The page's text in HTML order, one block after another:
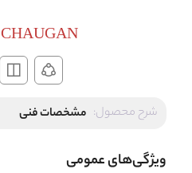
CHAUGAN - چوگان
شرح محصول: مشخصات فنی
ویژگی‌های عمومی